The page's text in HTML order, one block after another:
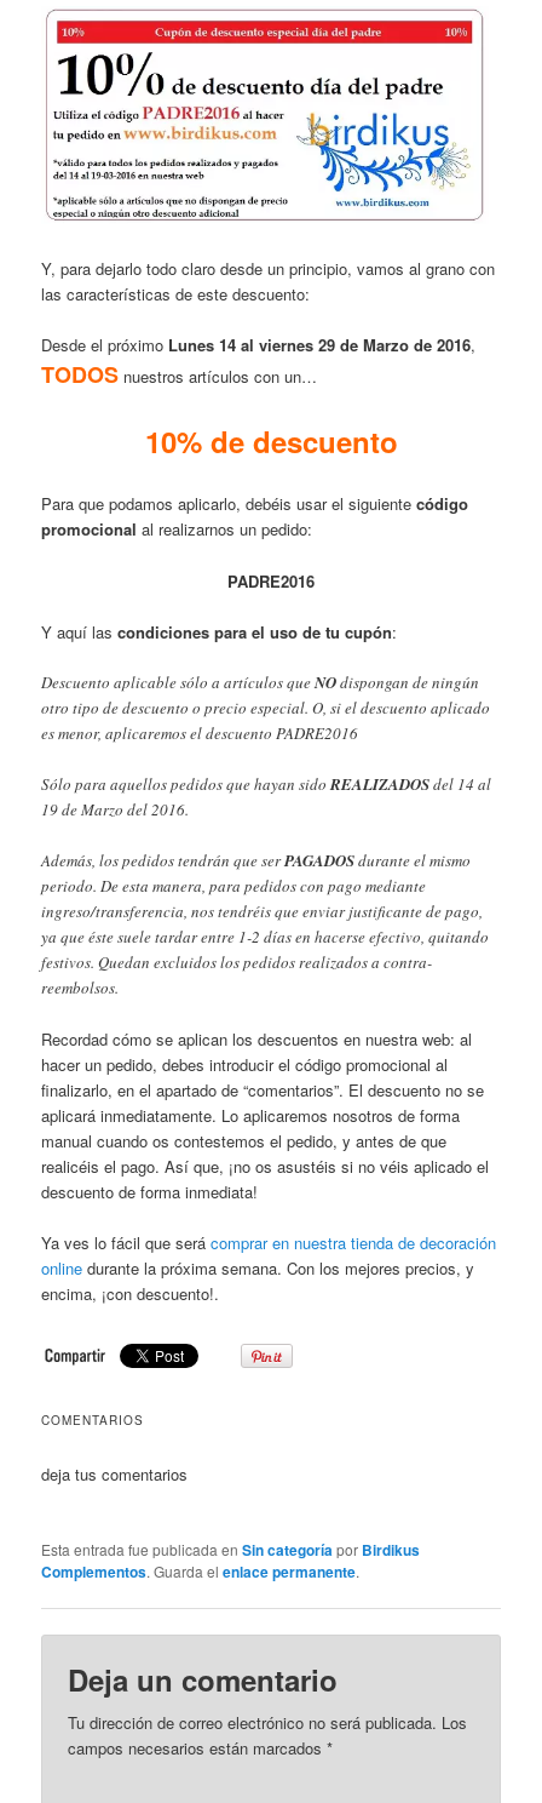
Y, paradejarlo todo claro desde un principio, vamos al grano con
las características de este descuento:
Desde el próximo Lunes 14 al viernes 29 de Marzo de 2016,
TODOS nuestros artículos con un…
10% de descuento
Para que podamos aplicarlo, debéis usar el siguientecódigo
promocional al realizarnos un pedido:
PADRE2016
Y aquí lascondiciones para el uso de tu cupón:
Descuento aplicable sólo a artículos queNOdispongan de ningún
otro tipo de descuento o precio especial. O, si el descuento aplicado
es menor, aplicaremos el descuento PADRE2016
Sólo para aquellos pedidos que hayan sidoREALIZADOSdel 14 al
19 de Marzo del 2016.
Además, los pedidos tendrán que serPAGADOSdurante el mismo
periodo. De esta manera, para pedidos con pago mediante
ingreso/transferencia, nos tendréis que enviar justificante de pago,
ya que éste suele tardar entre 1-2 días en hacerse efectivo, quitando
festivos. Quedan excluidos los pedidos realizados a contra-
reembolsos.
Recordad cómo se aplican los descuentos en nuestra web: al
hacer un pedido, debes introducir el código promocional al
finalizarlo, en el apartado de “comentarios”. El descuento no se
aplicará inmediatamente. Lo aplicaremos nosotros de forma
manual cuando os contestemos el pedido, y antes de que
realicéis el pago. Así que, ¡no os asustéis si no véis aplicado el
descuento de forma inmediata!
Ya ves lo fácil que serácomprar en nuestra tienda de decoración
online durante la próxima semana. Con los mejores precios, y
encima, ¡con descuento!.
COMENTARIOS
deja tus comentarios
Esta entrada fue publicada enSin categoría por Birdikus
Complementos. Guarda elenlace permanente.
Deja un comentario
Tu dirección de correo electrónico no será publicada. Los
campos necesarios están marcados*